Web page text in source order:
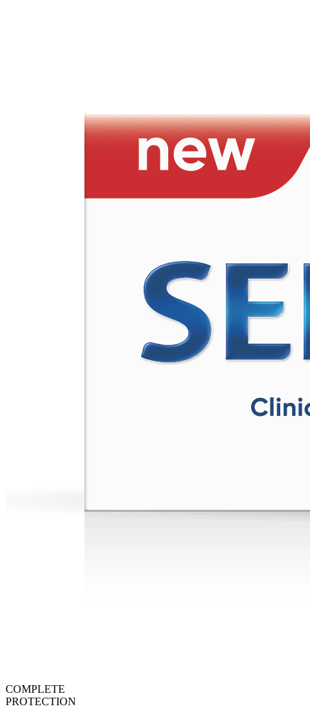
COMPLETE
PROTECTION